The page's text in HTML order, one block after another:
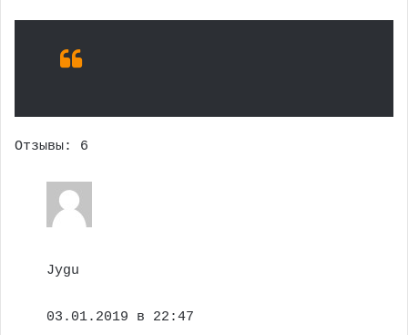
Отзывы: 6
Jygu
03.01.2019 в 22:47